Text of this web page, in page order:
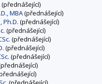
(přednášející)
MBA(přednášející)
Ph.D. (přednášející)
(přednášející)
(přednášející)
(přednášející)
(přednášející)